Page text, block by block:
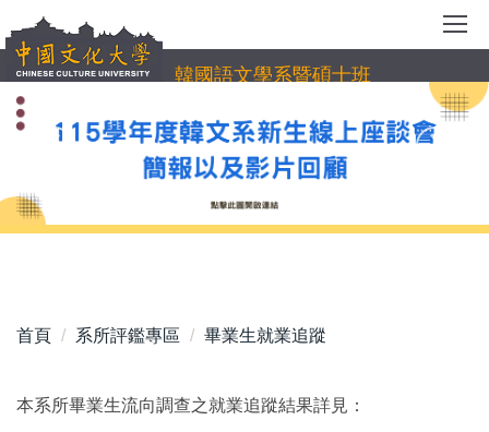
到
主
要
內
韓國語文學系暨碩士班
首頁 系所評鑑專區 畢業生就業追蹤
本系所畢業生流向調查之就業追蹤結果詳見：